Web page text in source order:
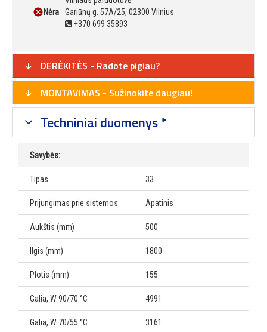
Nėra
Gariūnų g. 57A/25, 02300 Vilnius
+370 699 35893
DERĖKITĖS - Radote pigiau?
MONTAVIMAS - Sužinokite daugiau!
Techniniai duomenys *
Savybės:
Tipas 33
Prijungimas prie sistemos Apatinis
Aukštis (mm) 500
Ilgis (mm) 1800
Plotis (mm) 155
Galia, W 90/70 °C 4991
Galia, W 70/55 °C 3161